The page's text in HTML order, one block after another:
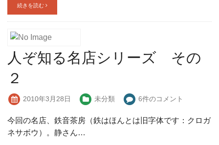
続きを読む
人ぞ知る名店シリーズ その
２
2010年3月28日 未分類 6件のコメント
今回の名店、鉄音茶房（鉄はほんとは旧字体です：クロガ
ネサボウ）。静さん…